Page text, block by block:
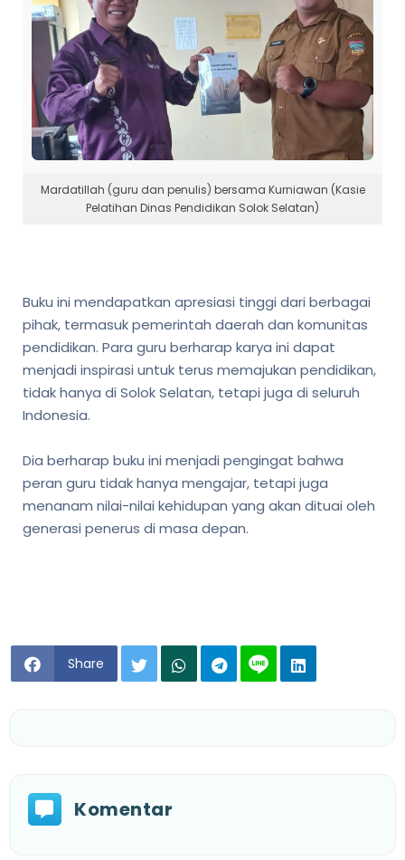
Mardatillah (guru dan penulis) bersama Kurniawan (Kasie
Pelatihan Dinas Pendidikan Solok Selatan)
Buku ini mendapatkan apresiasi tinggi dari berbagai
pihak, termasuk pemerintah daerah dan komunitas
pendidikan. Para guru berharap karya ini dapat
menjadi inspirasi untuk terus memajukan pendidikan,
tidak hanya di Solok Selatan, tetapi juga di seluruh
Indonesia.
Dia berharap buku ini menjadi pengingat bahwa
peran guru tidak hanya mengajar, tetapi juga
menanam nilai-nilai kehidupan yang akan dituai oleh
generasi penerus di masa depan.
Share
Komentar